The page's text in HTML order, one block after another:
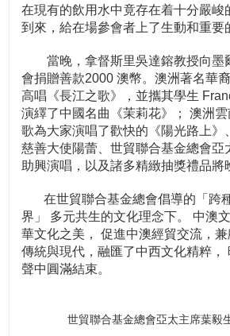
在現有的飲用水中竟存在着十分嚴峻
到來，給在場參會者上了生動和重要
當晚，拿督斯里吳達鎔教授向墨
會捐贈善款2000 澳幣。澳洲著名華
高唱《長江之歌》，並攜其學生
演繹了中國名曲《茉莉花》； 澳洲
歌為大家演唱了歡快的《陽光路上》
慈善大使陽蕾、世貿聯合基金總會亞
助興演唱，以及諸多精緻抽獎禮品將
在世貿聯合基金總會倡導的「跨
界」 多元共生的文化理念下。 中澳
華文化之美， 促進中澳經貿交流，
傳統與現代，融匯了中西文化精粹，
聲中圓滿結束。
世貿聯合基金總會亞太主席葉毅